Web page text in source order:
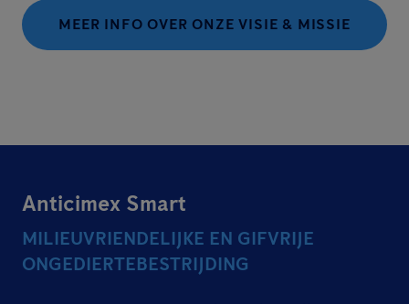
MEER INFO OVER ONZE VISIE & MISSIE
Anticimex Smart
MILIEUVRIENDELIJKE EN GIFVRIJE
ONGEDIERTEBESTRIJDING